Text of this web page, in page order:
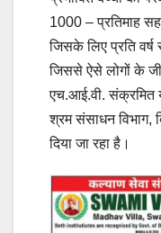
1000 – प्रतिमाह
जिसके लिए प्रति
जिससे ऐसे लोगों के
एच.आई.वी. संक्रमित
श्रम संसाधन विभाग,
दिया जा रहा है।